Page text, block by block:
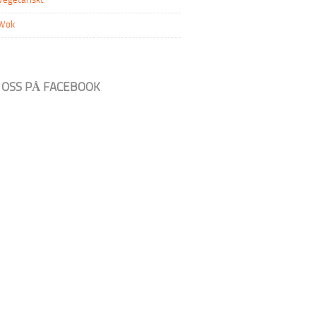
PÅ FACEBOOK